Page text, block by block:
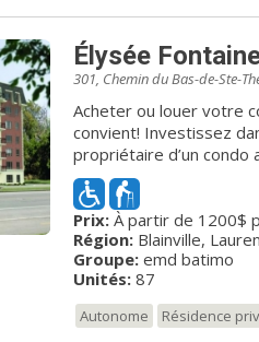
Élysée
301, Chemin du Bas-de-Ste-
Acheter ou louer votre
convient! Investissez dans un mode de vie sans souci en devenant
propriétaire d’un
vastes condos avec
de votre espace de vie. Pour une retraite sans tracas ni aucune
responsabilité de
Disponibles à la
sauront répondre à vos besoins. Que vous
propriétaire, vous
directement au Nobilis,
et répondent à toutes
Prix:À partir de 1200$
Région: Blainville,
Groupe: emd batimo
Unités:87
Autonome Résidence